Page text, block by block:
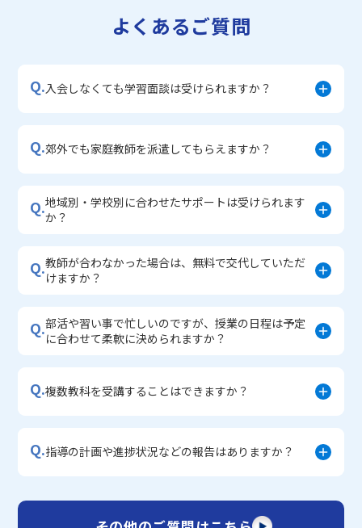
・宿題サポートコース
・学習習慣定着コース
よくあるご質問
Q.入会しなくても学習面談は受けられますか？
Q.郊外でも家庭教師を派遣してもらえますか？
Q.地域別・学校別に合わせたサポートは受けられます
か？
Q.教師が合わなかった場合は、無料で交代していただ
けますか？
Q.部活や習い事で忙しいのですが、授業の日程は予定
に合わせて柔軟に決められますか？
Q.複数教科を受講することはできますか？
Q.指導の計画や進捗状況などの報告はありますか？